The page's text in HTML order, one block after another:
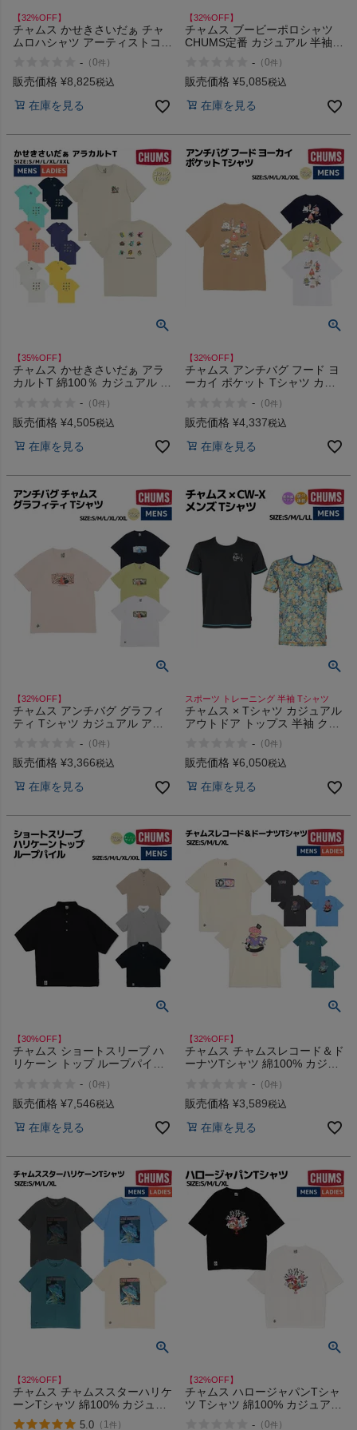
【32%OFF】
チャムス かせきさいだぁ チャ
ムロハシャツ アーティストコラ
CHUMS Chumloha Shirt アウト
レット セール
- （0件 ）
販売価格 ¥8,825税込
在庫を見る
【32%OFF】
チャムス ブービーポロシャツ
CHUMS定番 カジュアル 半袖
Shirt アウトレット セール
- （0件 ）
販売価格 ¥5,085税込
在庫を見る
【35%OFF】
チャムス かせきさいだぁ アラ
カルトT 綿100％ カジュアル 半
ント CHUMS アウトレット セ
ール
- （0件 ）
販売価格 ¥4,505税込
在庫を見る
【32%OFF】
チャムス アンチバグ フード ヨ
ーカイ ポケット Tシャツ カジ
袖 クルーネック プルオーバー
CHUMS Anti-Bug Food Yokai
ール
- （0件 ）
販売価格 ¥4,337税込
在庫を見る
【32%OFF】
チャムス アンチバグ グラフィ
ティ Tシャツ カジュアル アウ
ック プルオーバー CHUMS
Anti-Bug Graffiti T-Shirt アウト
- （0件 ）
販売価格 ¥3,366税込
在庫を見る
スポーツ トレーニング 半袖 Tシャツ
チャムス × Tシャツ カジュアル
アウトドア トップス 半袖 クル
CW-X Mens T-Shirt
- （0件 ）
販売価格 ¥6,050税込
在庫を見る
【30%OFF】
チャムス ショートスリーブ ハ
リケーン トップ ループパイル
Hurricane Top LP アウトレット
セール
- （0件 ）
販売価格 ¥7,546税込
在庫を見る
【32%OFF】
チャムス チャムスレコード＆ド
ーナツTシャツ 綿100% カジュ
イラスト プリント CHUMS
Record & Donuts T-Shirt アウト
- （0件 ）
販売価格 ¥3,589税込
在庫を見る
【32%OFF】
チャムス チャムススターハリケ
ーンTシャツ 綿100% カジュア
ル アウトドア キャンプ 半袖 イ
5.0 （ 1件 ）
【32%OFF】
チャムス ハロージャパンTシャ
ツ Tシャツ 綿100% カジュアル
- （0件 ）